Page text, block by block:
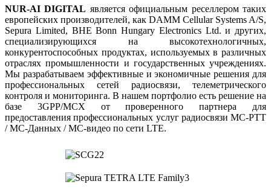
NUR-AI DIGITAL является официальным реселлером таких
европейских производителей, как DAMM Cellular Systems A/S,
Sepura Limited, BHE Bonn Hungary Electronics Ltd. и других,
специализирующихся на высокотехнологичных,
конкурентоспособных продуктах, используемых в различных
отраслях промышленности и государственных учреждениях.
Мы разрабатываем эффективные и экономичные решения для
профессиональных сетей радиосвязи, телеметрического
контроля и мониторинга. В нашем портфолио есть решение на
базе 3GPP/MCX от проверенного партнера для
предоставления профессиональных услуг радиосвязи MC-PTT
/ MC-Данных / MC-видео по сети LTE.